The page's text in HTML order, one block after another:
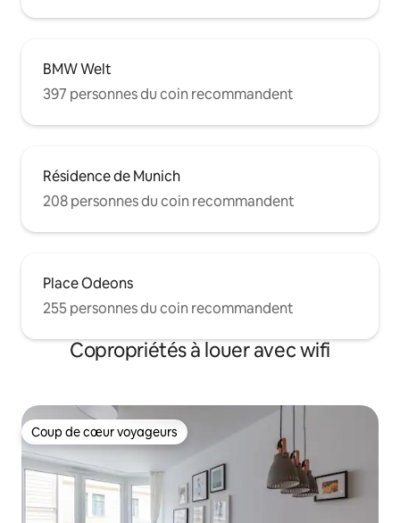
BMW Welt
397 personnes du coin recommandent
Résidence de Munich
208 personnes du coin recommandent
Place Odeons
255 personnes du coin recommandent
Copropriétés à louer avec wifi
Coup de cœur voyageurs
Coup de cœur voyageurs